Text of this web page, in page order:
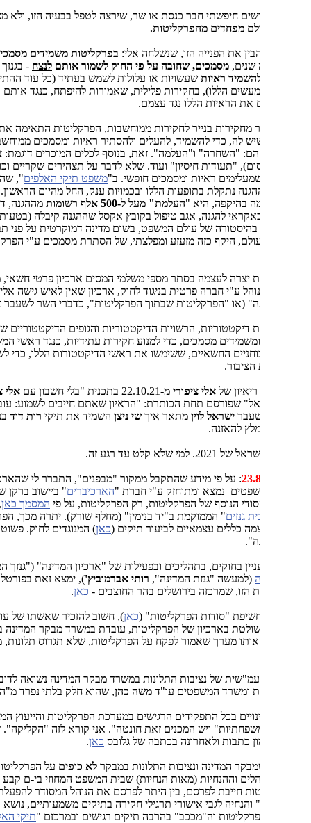
חיפשתי חבר כנסת או שר, שירצה לטפל בבעיה הזו, ולא מצאתי.
מפחדים מהפרקליטות.
את הפנייה הזו, שנשלחה אלי:בפרקליטות משמידים מסמכים בהיקף
מסמכים, שחובה על פי החוק לשמור אותםלנצח - בגנזך המדינה.
ראיותשעשויות או עלולות לשמש בעתיד (כל עוד ההתיישנות לא
הללו), בחקירות פלילית, שאמורות להיפתח, כנגד אותם אלה
את הראיות הללו נגד עצמם.
מחקירות בנייר לחקירות ממוחשבות, הפרקליטות התאימה את הכלים
לה, כדי להשמיד, להעלים ולהסתיר ראיות ומסמכים ממוחשבים. הכלים
הם: "השחרה" ו"העלמה". זאת, בנוסף לכלים המוכרים דוגמת: צא"פ (צווי
"תעודות חיסיון" ועוד. שלא לדבר על תצהירים שקריים וכוזבים לבתי
ראיות ומסמכים חופשי. ב"משפט תיקי האלפים", שהחל
ההגנה נתקלת בתופעות הללו ובכמויות ענק, החל מהיום הראשון. התופעה
בהיקפה, היא "העלמת" מעל ל-500 אלף רשומות
מההגנה, דבר
להגנה, אגב טיפול בקובץ אקסל שההגנה קיבלה (בטעות, לדברי
של עולם המשפט, בשום מדינה דמוקרטית על פני תבל, לא היה
היקף כזה מזעזע ומפלצתי, של הסתרת מסמכים ע"י הפרקליטות
יצרה לעצמה בסתר מספי משלמי המסים ארכיון פרטי חשאי, ממודר
ע"י חברה פרטית בניגוד לחוק, ארכיון שאין לאיש גישה אליו. "מדינה
(או "הפרקליטות שבתוך הפרקליטות", כדברי השר לשעבראוחנה)
דיקטטוריות, הרשויות הדיקטטוריות והגופים הדיקטטוריים שיש בהן,
מסמכים, כדי למנוע חקירות עתידיות, כנגד ראשי המשטר וכנגד
החשאיים, ששימשו את ראשי הדיקטטורות הללו, כדי לשלוט
אלי ציפורימ-22.10.21 בתכנית "בלי חשבון עם אלי ציפורי"
שפורסם תחת הכותרת: "הראיון שאתם חייבים לשמוע: עובד גנזך
ישראל לויןמתאר איךשי ניצןהשמיד את תיקירות דודבניגוד
להאזנה.
: על פי מידע שהתקבל ממקור "מבפנים", התברר לי שהארכיון של
נמצא ומתוחזק ע"י חברת " הארכיברים" ביישוב ברקן שבשומרון.
הנוסף של הפרקליטות, רק הפרקליטות, על פיהמסמך כאן , נמצא
" הממוקמת ב"יד בנימין" (מחלף שורק). יתרה מכך, הפרקליטות
כללים עצמאיים לביעור תיקים (כאן) המנוגדים לחוק. פשוט "מדינה
בחוקים, בתהליכים ובפעילות של "ארכיון המדינה" ("גנזך המדינה")
(למעשה "גנזת המדינה",רותי אברמוביץ'), ימצא זאת בפורטל היחידה
הזו, שמרכזה בירושלים בהר החוצבים -כאן.
"סודות הפרקליטות" (כאן), חשוב להזכיר שאשתו של עו"דיריב
בארכיון של הפרקליטות, עובדת במשרד מבקר המדינה במערך
אותו מערך שאמור לפקח על הפרקליטות, שלא תגרוס תלונות, מסמכים
של נציבות התלונות במשרד מבקר המדינה נשואה לדובר
ומשרד המשפטים עו"דמשה כהן, שהוא חלק בלתי נפרד מ"הקליקה".
בכל התפקידים הרגישים במערכת הפרקליטות והייעוץ המשפטי יצרו
ויש המכנים זאת חונטה". אני קורא לזה "הקליקה". זה מתואר
כתבות ולאחרונה בכתבה של גלובסכאן.
המדינה ונציבות התלונות במבקרלא כופיםעל הפרקליטות לפרסם
וההנחיות (מאות הנחיות) שבית המשפט המחוזי בי-ם קבע (כאן)
חייבת לפרסם, בין היתר לפרסם את הנוהל המסודר להפעלת
" והנחיה לגבי אישורי תרגילי חקירה בתיקים משמעותיים, נושא רגיש ביותר
וה"מככב" בהרבה תיקים רגישים ובמרכזם "תיקי האלפים".